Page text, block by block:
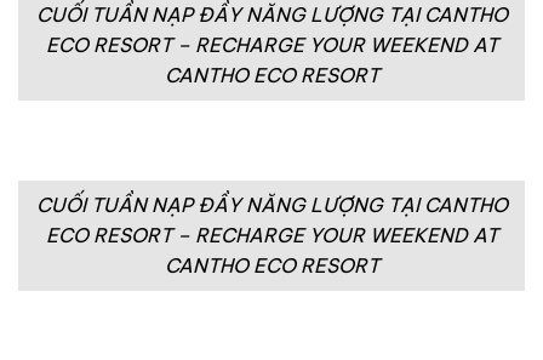
CUỐI TUẦN NẠP ĐẦY NĂNG LƯỢNG TẠI CANTHO
ECO RESORT – RECHARGE YOUR WEEKEND AT
CANTHO ECO RESORT
CUỐI TUẦN NẠP ĐẦY NĂNG LƯỢNG TẠI CANTHO
ECO RESORT – RECHARGE YOUR WEEKEND AT
CANTHO ECO RESORT